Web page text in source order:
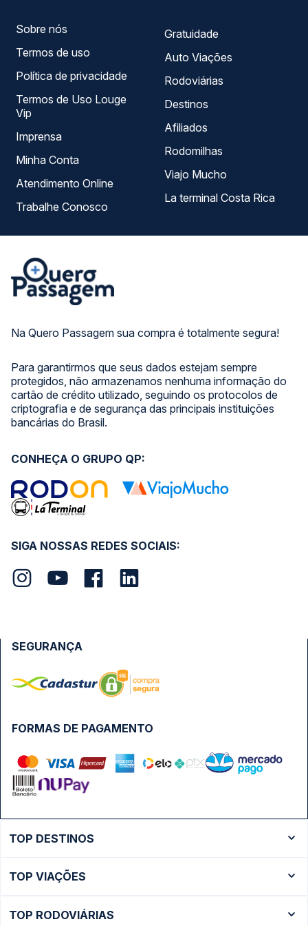
Na Quero Passagem sua compra é totalmente segura!
Para garantirmos que seus dados estejam sempre
protegidos, não armazenamos nenhuma informação do
cartão de crédito utilizado, seguindo os protocolos de
criptografia e de segurança das principais instituições
bancárias do Brasil.
Sobre nós
Termos de uso
Política de privacidade
Termos de Uso Louge
Vip
Imprensa
Minha Conta
Atendimento Online
Trabalhe Conosco
Gratuidade
Auto Viações
Rodoviárias
Destinos
Afiliados
Rodomilhas
Viajo Mucho
La terminal Costa Rica
SIGA NOSSAS REDES SOCIAIS:
CONHEÇA O GRUPO QP:
FORMAS DE PAGAMENTO
SEGURANÇA
TOP DESTINOS
Ônibus São Paulo
TOP VIAÇÕES
TOP RODOVIÁRIAS